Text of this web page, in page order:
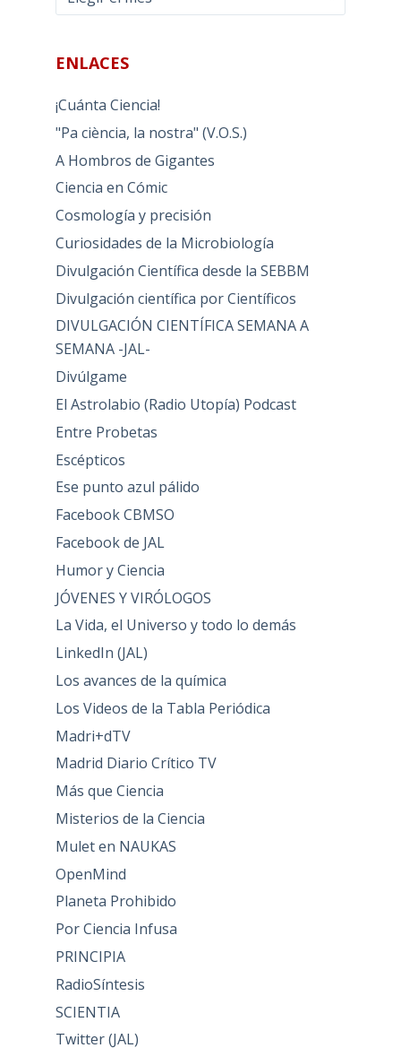
ENLACES
¡Cuánta Ciencia!
"Pa ciència, la nostra" (V.O.S.)
A Hombros de Gigantes
Ciencia en Cómic
Cosmología y precisión
Curiosidades de la Microbiología
Divulgación Científica desde la SEBBM
Divulgación científica por Científicos
DIVULGACIÓN CIENTÍFICA SEMANA A
SEMANA -JAL-
Divúlgame
El Astrolabio (Radio Utopía) Podcast
Entre Probetas
Escépticos
Ese punto azul pálido
Facebook CBMSO
Facebook de JAL
Humor y Ciencia
JÓVENES Y VIRÓLOGOS
La Vida, el Universo y todo lo demás
LinkedIn (JAL)
Los avances de la química
Los Videos de la Tabla Periódica
Madri+dTV
Madrid Diario Crítico TV
Más que Ciencia
Misterios de la Ciencia
Mulet en NAUKAS
OpenMind
Planeta Prohibido
Por Ciencia Infusa
PRINCIPIA
RadioSíntesis
SCIENTIA
Twitter (JAL)